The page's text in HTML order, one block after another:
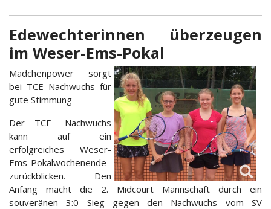
Edewechterinnen überzeugen
im Weser-Ems-Pokal
Mädchenpower sorgt
bei TCE Nachwuchs für
gute Stimmung
Der TCE- Nachwuchs
kann auf ein
erfolgreiches Weser-
Ems-Pokalwochenende
zurückblicken. Den
Anfang macht die 2. Midcourt Mannschaft durch ein
souveränen 3:0 Sieg gegen den Nachwuchs vom SV